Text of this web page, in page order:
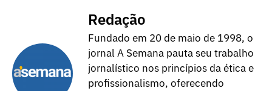
Redação
Fundado em 20 de maio de 1998, o
jornal A Semana pauta seu trabalho
jornalístico nos princípios da ética e
profissionalismo, oferecendo